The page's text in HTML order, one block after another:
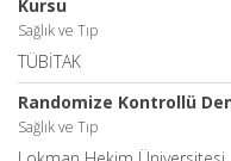
Kursu
Sağlık ve Tıp
TÜBİTAK
Randomize Kontrollü
Sağlık ve Tıp